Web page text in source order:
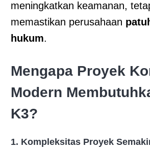
meningkatkan keamanan,
memastikan perusahaan
hukum.
Mengapa Proyek
Modern
K3?
1. Kompleksitas Proyek